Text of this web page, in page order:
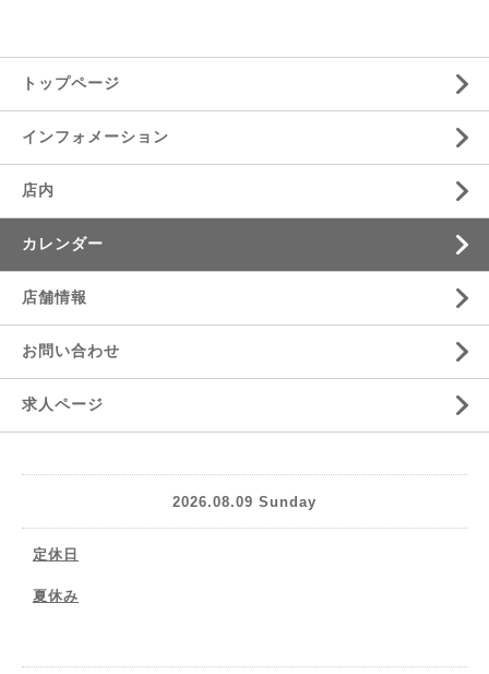
トップページ
インフォメーション
店内
カレンダー
店舗情報
お問い合わせ
求人ページ
2026.08.09 Sunday
定休日
夏休み